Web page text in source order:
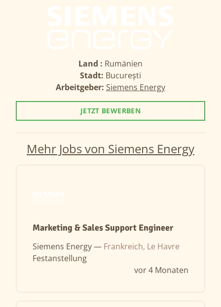
Land : Rumänien
Stadt: București
Arbeitgeber: Siemens Energy
JETZT BEWERBEN
Mehr Jobs von Siemens Energy
Marketing & Sales Support Engineer
Siemens Energy — Frankreich, Le Havre
Festanstellung
vor 4 Monaten